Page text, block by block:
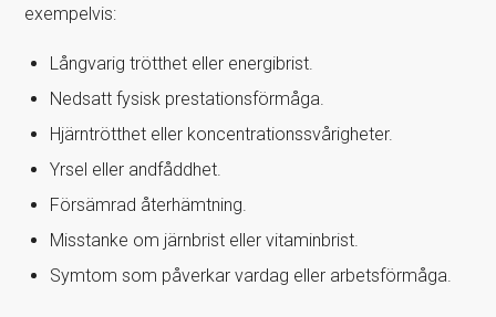
exempelvis:
Långvarig trötthet eller energibrist.
Nedsatt fysisk prestationsförmåga.
Hjärntrötthet eller koncentrationssvårigheter.
Yrsel eller andfåddhet.
Försämrad återhämtning.
Misstanke om järnbrist eller vitaminbrist.
Symtom som påverkar vardag eller arbetsförmåga.